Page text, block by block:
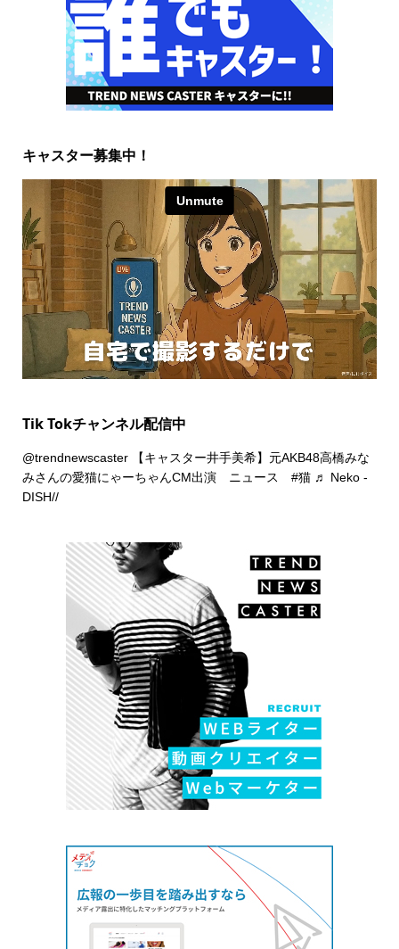
キャスター募集中！
Tik Tokチャンネル配信中
@trendnewscaster【キャスター井手美希】元AKB48高橋みな
みさんの愛猫にゃーちゃんCM出演 ニュース #猫 ♬ Neko -
DISH//